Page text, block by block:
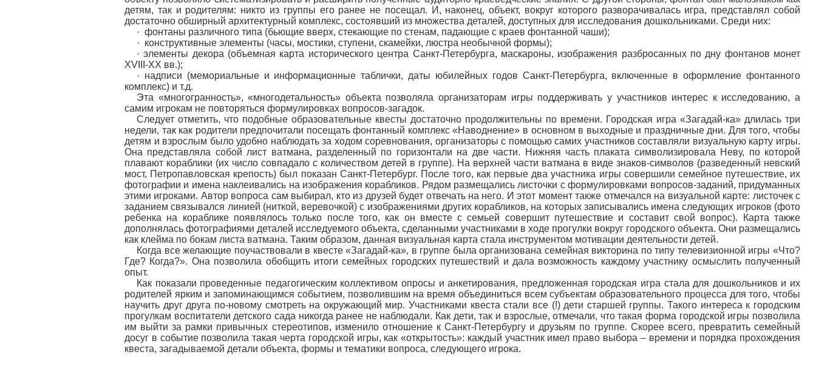
детям, так и родителям: никто из группы его ранее не посещал. И, наконец, объект, вокруг которого разворачивалась игра, представлял собой
достаточно обширный архитектурный комплекс, состоявший из множества деталей, доступных для исследования дошкольниками. Среди них:
· фонтаны различного типа (бьющие вверх, стекающие по стенам, падающие с краев фонтанной чаши);
· конструктивные элементы (часы, мостики, ступени, скамейки, люстра необычной формы);
· элементы декора (объемная карта исторического центра Санкт-Петербурга, маскароны, изображения разбросанных по дну фонтанов монет
XVIII-XX вв.);
· надписи (мемориальные и информационные таблички, даты юбилейных годов Санкт-Петербурга, включенные в оформление фонтанного
комплекс) и т.д.
Эта «многогранность», «многодетальность» объекта позволяла организаторам игры поддерживать у участников интерес к исследованию, а
самим игрокам не повторяться формулировках вопросов-загадок.
Следует отметить, что подобные образовательные квесты достаточно продолжительны по времени. Городская игра «Загадай-ка» длилась три
недели, так как родители предпочитали посещать фонтанный комплекс «Наводнение» в основном в выходные и праздничные дни. Для того, чтобы
детям и взрослым было удобно наблюдать за ходом соревнования, организаторы с помощью самих участников составляли визуальную карту игры.
Она представляла собой лист ватмана, разделенный по горизонтали на две части. Нижняя часть плаката символизировала Неву, по которой
плавают кораблики (их число совпадало с количеством детей в группе). На верхней части ватмана в виде знаков-символов (разведенный невский
мост, Петропавловская крепость) был показан Санкт-Петербург. После того, как первые два участника игры совершили семейное путешествие, их
фотографии и имена наклеивались на изображения корабликов. Рядом размещались листочки с формулировками вопросов-заданий, придуманных
этими игроками. Автор вопроса сам выбирал, кто из друзей будет отвечать на него. И этот момент также отмечался на визуальной карте: листочек с
заданием связывался линией (ниткой, веревочкой) с изображениями других корабликов, на которых записывались имена следующих игроков (фото
ребенка на кораблике появлялось только после того, как он вместе с семьей совершит путешествие и составит свой вопрос). Карта также
дополнялась фотографиями деталей исследуемого объекта, сделанными участниками в ходе прогулки вокруг городского объекта. Они размещались
как клейма по бокам листа ватмана. Таким образом, данная визуальная карта стала инструментом мотивации деятельности детей.
Когда все желающие поучаствовали в квесте «Загадай-ка», в группе была организована семейная викторина по типу телевизионной игры «Что?
Где? Когда?». Она позволила обобщить итоги семейных городских путешествий и дала возможность каждому участнику осмыслить полученный
опыт.
Как показали проведенные педагогическим коллективом опросы и анкетирования, предложенная городская игра стала для дошкольников и их
родителей ярким и запоминающимся событием, позволившим на время объединиться всем субъектам образовательного процесса для того, чтобы
научить друг друга по-новому смотреть на окружающий мир. Участниками квеста стали все (!) дети старшей группы. Такого интереса к городским
прогулкам воспитатели детского сада никогда ранее не наблюдали. Как дети, так и взрослые, отмечали, что такая форма городской игры позволила
им выйти за рамки привычных стереотипов, изменило отношение к Санкт-Петербургу и друзьям по группе. Скорее всего, превратить семейный
досуг в событие позволила такая черта городской игры, как «открытость»: каждый участник имел право выбора – времени и порядка прохождения
квеста, загадываемой детали объекта, формы и тематики вопроса, следующего игрока.